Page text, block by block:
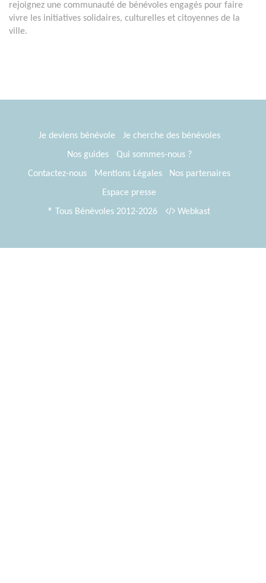
rejoignez une communauté de bénévoles engagés pour faire
vivre les initiatives solidaires, culturelles et citoyennes de la
ville.
Je deviens bénévole
Je cherche des bénévoles
Nos guides
Qui sommes-nous ?
Contactez-nous
Mentions Légales
Nos partenaires
Espace presse
® Tous Bénévoles 2012-2026
Webkast